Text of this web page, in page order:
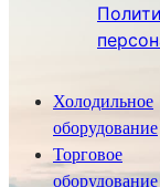
Холодильное
оборудование
Торговое
оборудование